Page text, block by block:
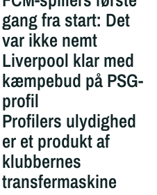
gang fra start: Det
var ikke nemt
Liverpool klar med
kæmpebud på PSG-
profil
Profilers ulydighed
er et produkt af
klubbernes
transfermaskine